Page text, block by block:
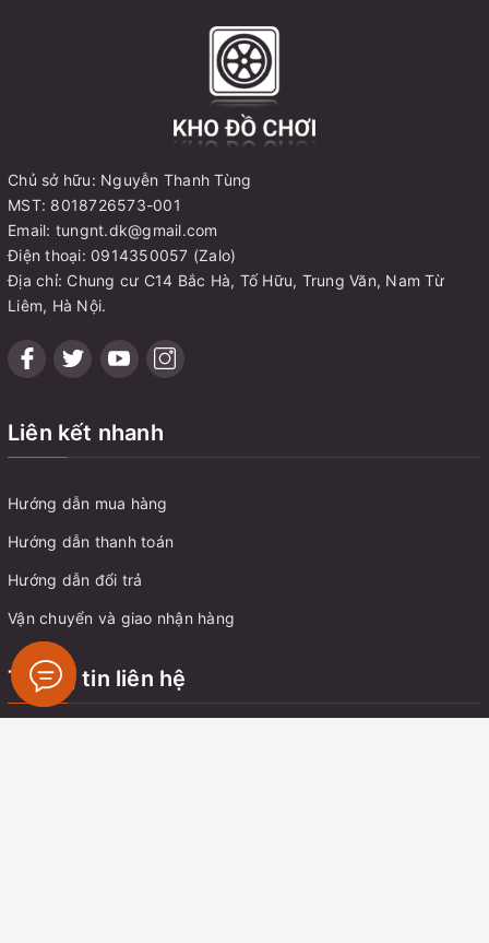
Chủ sở hữu: Nguyễn Thanh Tùng
MST: 8018726573-001
Email: tungnt.dk@gmail.com
Điện thoại: 0914350057 (Zalo)
Địa chỉ: Chung cư C14 Bắc Hà, Tố Hữu, Trung Văn, Nam Từ
Liêm, Hà Nội.
Liên kết nhanh
Hướng dẫn mua hàng
Hướng dẫn thanh toán
Hướng dẫn đổi trả
Vận chuyển và giao nhận hàng
Thông tin liên hệ